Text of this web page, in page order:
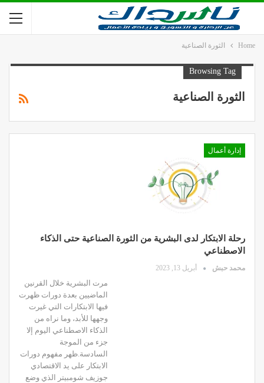
Home الثورة الصناعية
Browsing Tag
الثورة الصناعية
إدارة أعمال
رحلة الابتكار لدى البشرية من الثورة الصناعية حتى الذكاء
الاصطناعي
محمد حبش أبريل 13, 2023
مرت البشرية خلال القرنين
الماضيين بعدة دورات ظهرت
فيها الابتكارات التي غيرت
وجهها للأبد، وما نراه من
الذكاء الاصطناعي اليوم إلا
جزء من الموجة
السادسة.ظهر مفهوم دورات
الابتكار على يد الاقتصادي
جوزيف شومبيتر الذي وضع